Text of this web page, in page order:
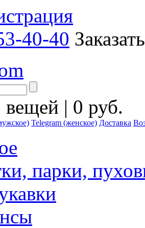
40-40
вещей | 0 руб.
Telegram (женское) Доставка
парки,